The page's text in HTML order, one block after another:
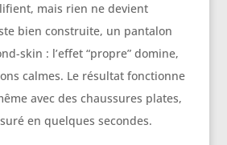
mais rien ne devient
bien construite, un pantalon
skin : l’effet “propre” domine,
calmes. Le résultat fonctionne
avec des chaussures plates,
en quelques secondes.